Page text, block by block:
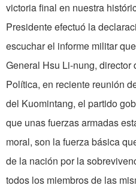
victoria final en nuestra
Presidente efectuó la
escuchar el informe militar
General Hsu Li-nung,
Política, en reciente reunión
del Kuomintang, el partido
que unas fuerzas armadas
moral, son la fuerza básica
de la nación por la
todos los miembros de las